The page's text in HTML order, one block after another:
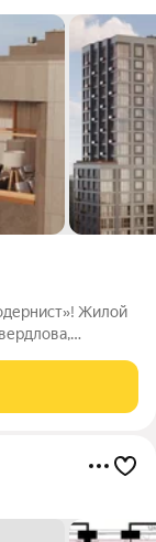
Жилой
каждая деталь